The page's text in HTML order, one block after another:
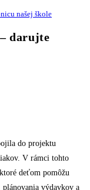
našej škole
darujte
do projektu
V rámci tohto
deťom pomôžu
plánovania výdavkov a